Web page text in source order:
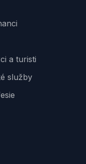
a turisti
služby